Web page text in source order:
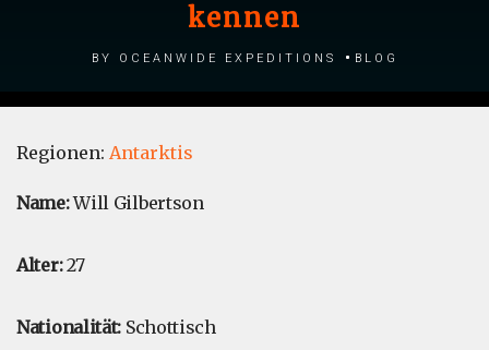
kennen
by Oceanwide Expeditions Blog
Regionen: Antarktis
Name:Will Gilbertson
Alter:27
Nationalität: Schottisch